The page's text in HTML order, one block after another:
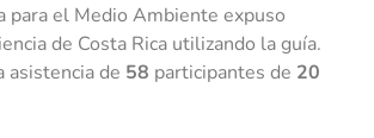
para el Medio Ambiente expuso
de Costa Rica utilizando la guía.
asistencia de 58 participantes de 20